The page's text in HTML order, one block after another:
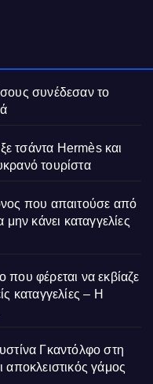
συνέδεσαν το
τσάντα Hermès και
τουρίστα
που απαιτούσε από
κάνει καταγγελίες
φέρεται να εκβίαζε
καταγγελίες – Η
Γκαντόλφο στη
αποκλειστικός γάμος